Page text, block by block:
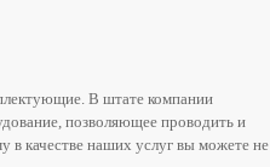
В штате компании
позволяющее проводить и
в качестве наших услуг вы можете не